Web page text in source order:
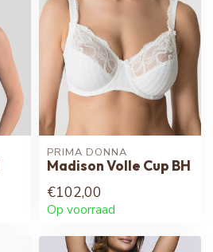
PRIMA DONNA
Madison Volle Cup BH
€102,00
Op voorraad